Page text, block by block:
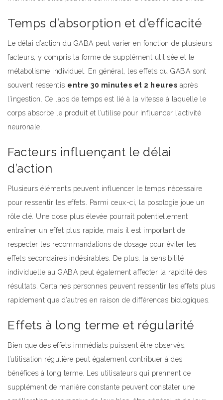
Temps d’absorption et d’efficacité
Le délai d’action du GABA peut varier en fonction de plusieurs
facteurs, y compris la forme de supplément utilisée et le
métabolisme individuel. En général, les effets du GABA sont
souvent ressentis entre 30 minutes et 2 heures après
l’ingestion. Ce laps de temps est lié à la vitesse à laquelle le
corps absorbe le produit et l’utilise pour influencer l’activité
neuronale.
Facteurs influençant le délai
d’action
Plusieurs éléments peuvent influencer le temps nécessaire
pour ressentir les effets. Parmi ceux-ci, la posologie joue un
rôle clé. Une dose plus élevée pourrait potentiellement
entraîner un effet plus rapide, mais il est important de
respecter les recommandations de dosage pour éviter les
effets secondaires indésirables. De plus, la sensibilité
individuelle au GABA peut également affecter la rapidité des
résultats. Certaines personnes peuvent ressentir les effets plus
rapidement que d’autres en raison de différences biologiques.
Effets à long terme et régularité
Bien que des effets immédiats puissent être observés,
l’utilisation régulière peut également contribuer à des
bénéfices à long terme. Les utilisateurs qui prennent ce
supplément de manière constante peuvent constater une